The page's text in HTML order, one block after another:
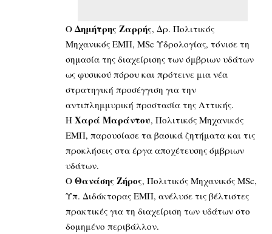
ΟΔημήτρης Ζαρρής, Δρ. Πολιτικός
Μηχανικός ΕΜΠ, MSc Υδρολογίας, τόνισε τη
σημασία της διαχείρισης των όμβριων υδάτων
ως φυσικού πόρου και πρότεινε μια νέα
στρατηγική προσέγγιση για την
αντιπλημμυρική προστασία της Αττικής.
Η Χαρά Μαράντου, Πολιτικός Μηχανικός
ΕΜΠ, παρουσίασε τα βασικά ζητήματα και τις
προκλήσεις στα έργα αποχέτευσης όμβριων
υδάτων.
Ο Θανάσης Ζήρος, Πολιτικός Μηχανικός MSc,
Υπ. Διδάκτορας ΕΜΠ, ανέλυσε τις βέλτιστες
πρακτικές για τη διαχείριση των υδάτων στο
δομημένο περιβάλλον.